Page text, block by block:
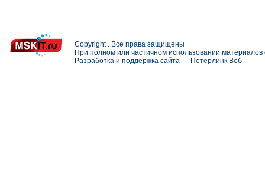
Copyright . Все права защищены
При полном или частичном использовании
Разработка и поддержка сайта — Петерлинк Веб